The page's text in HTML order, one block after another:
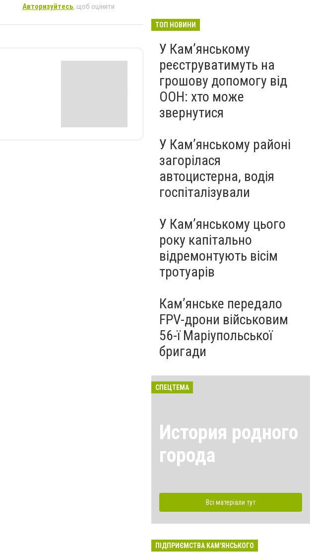
Авторизуйтесь, щоб оцінити
ТОП НОВИНИ
У Кам’янському
реєструватимуть на
грошову допомогу від
ООН: хто може
звернутися
У Кам’янському районі
загорілася
автоцистерна, водія
госпіталізували
У Кам’янському цього
року капітально
відремонтують вісім
тротуарів
Кам’янське передало
FPV-дрони військовим
56-ї Маріупольської
бригади
СПЕЦТЕМА
История родного
города
Всі матеріали тут
ПІДПРИЄМСТВА КАМ'ЯНСЬКОГО